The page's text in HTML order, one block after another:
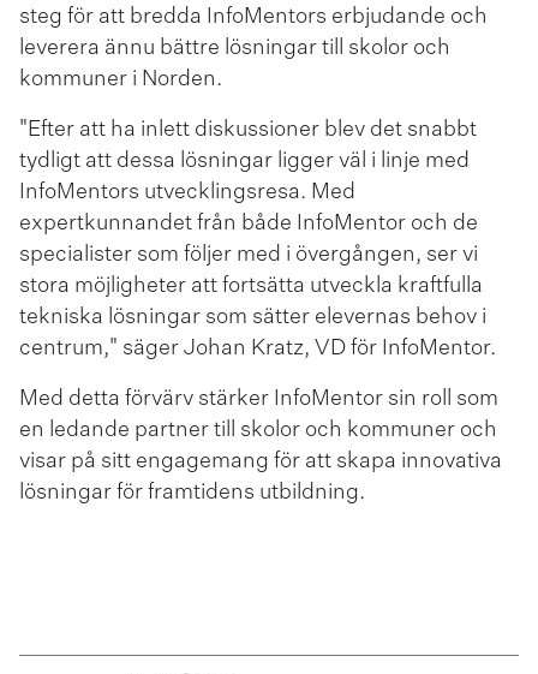
steg för att bredda InfoMentors erbjudande och
leverera ännu bättre lösningar till skolor och
kommuner i Norden.
"Efter att ha inlett diskussioner blev det snabbt
tydligt att dessa lösningar ligger väl i linje med
InfoMentors utvecklingsresa. Med
expertkunnandet från både InfoMentor och de
specialister som följer med i övergången, ser vi
stora möjligheter att fortsätta utveckla kraftfulla
tekniska lösningar som sätter elevernas behov i
centrum," säger Johan Kratz, VD för InfoMentor.
Med detta förvärv stärker InfoMentor sin roll som
en ledande partner till skolor och kommuner och
visar på sitt engagemang för att skapa innovativa
lösningar för framtidens utbildning.